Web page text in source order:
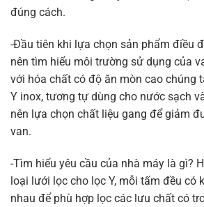
đúng cách.
-Đầu tiên khi lựa chọn sản phẩm điều
nên tìm hiểu môi trường sử dụng của
với hóa chất có độ ăn mòn cao chúng
Y inox, tương tự dùng cho nước sạch
nên lựa chọn chất liệu gang để giảm
van.
-Tìm hiểu yêu cầu của nhà máy là gì?
loại lưới lọc cho lọc Y, mỗi tấm đều có
nhau để phù hợp lọc các lưu chất có